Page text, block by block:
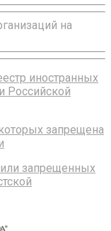
на
иностранных
Российской
запрещена
запрещенных